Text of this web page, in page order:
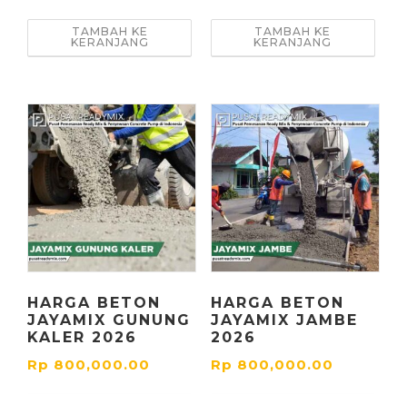
TAMBAH KE
KERANJANG
TAMBAH KE
KERANJANG
HARGA BETON
JAYAMIX GUNUNG
KALER 2026
Rp 800,000.00
HARGA BETON
JAYAMIX JAMBE
2026
Rp 800,000.00